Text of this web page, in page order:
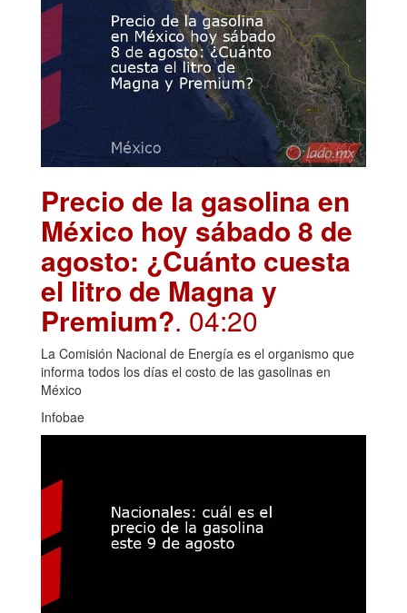
Precio de la gasolina en
México hoy sábado 8 de
agosto: ¿Cuánto cuesta
el litro de Magna y
Premium?. 04:20
La Comisión Nacional de Energía es el organismo que
informa todos los días el costo de las gasolinas en
México
Infobae